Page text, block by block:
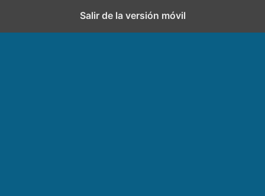
Salir de la versión móvil